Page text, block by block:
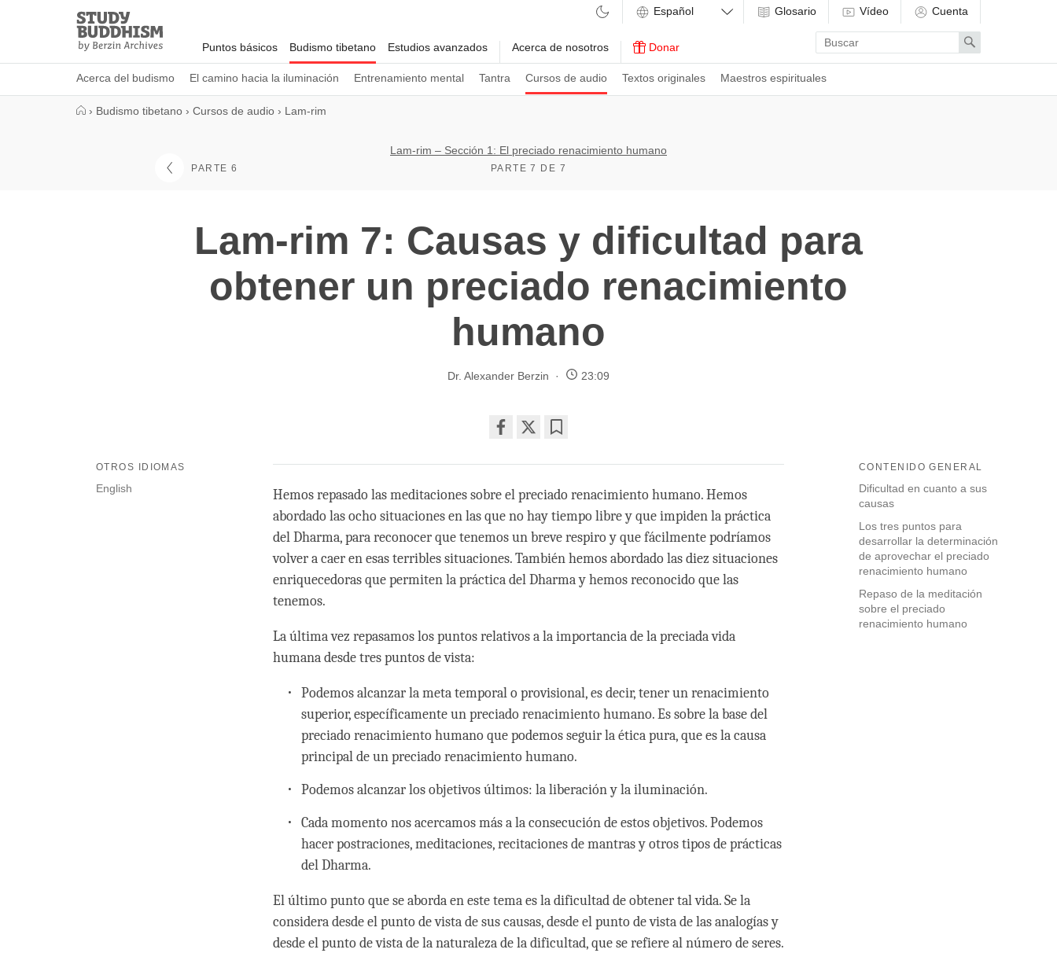
Study
Buddhism
Home
Puntos básicos Budismo tibetano
Acerca del budismo El camino hacia la iluminación Entrenamiento mental Tantra Cursos de audio Textos originales Maestros espirituales
Estudios avanzados Acerca de nosotros Donar
Glosario Vídeo Cuenta
Enter
search
term
Search
› Budismo tibetano › Cursos de audio › Lam-rim
PARTE 6
Lam-rim – Sección 1: El preciado renacimiento humano
PARTE 7 DE 7
Lam-rim 7: Causas y dificultad para
obtener un preciado renacimiento
humano
Dr. Alexander Berzin 23:09
on
facebook
CONTENIDO GENERAL
Dificultad en cuanto a sus
causas
Los tres puntos para
desarrollar la determinación
de aprovechar el preciado
renacimiento humano
Repaso de la meditación
sobre el preciado
renacimiento humano
OTROS IDIOMAS
English
Hemos repasado las meditaciones sobre el preciado renacimiento humano. Hemos
abordado las ocho situaciones en las que no hay tiempo libre y que impiden la práctica
del Dharma, para reconocer que tenemos un breve respiro y que fácilmente podríamos
volver a caer en esas terribles situaciones. También hemos abordado las diez situaciones
enriquecedoras que permiten la práctica del Dharma y hemos reconocido que las
tenemos.
La última vez repasamos los puntos relativos a la importancia de la preciada vida
humana desde tres puntos de vista:
Podemos alcanzar la meta temporal o provisional, es decir, tener un renacimiento
superior, específicamente un preciado renacimiento humano. Es sobre la base del
preciado renacimiento humano que podemos seguir la ética pura, que es la causa
principal de un preciado renacimiento humano.
Podemos alcanzar los objetivos últimos: la liberación y la iluminación.
Cada momento nos acercamos más a la consecución de estos objetivos. Podemos
hacer postraciones, meditaciones, recitaciones de mantras y otros tipos de prácticas
del Dharma.
El último punto que se aborda en este tema es la dificultad de obtener tal vida. Se la
considera desde el punto de vista de sus causas, desde el punto de vista de las analogías y
desde el punto de vista de la naturaleza de la dificultad, que se refiere al número de seres.